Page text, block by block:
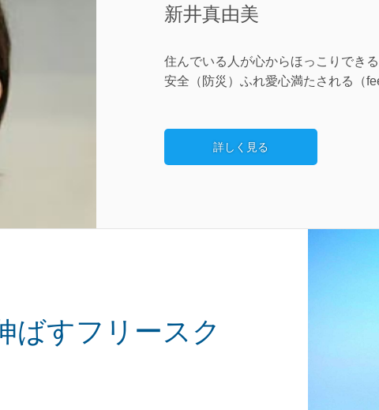
新井真由美
住んでいる人が心からほっこりでき
安全（防災）ふれ愛心満たされる（
詳しく見る
ばすフリースク